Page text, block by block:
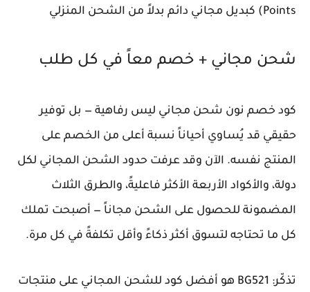
Points) كبديل مجاني دائم بدلاً من الشحن المنزلي
شحن مجاني + خصم معاً في كل طلب
كود خصم نون شحن مجاني ليس رفاهية — بل توفير
حقيقي قد يُساوي أحياناً نسبة أعلى من الخصم على
المنتج نفسه. الآن وقد عرفت حدود الشحن المجاني لكل
دولة، والأكواد الأربعة الأكثر فاعليةً، والطرق الثلاث
المضمونة للحصول على الشحن مجاناً — أصبحت تملك
كل ما تحتاجه لتسوق أكثر ذكاءً وأقل تكلفةً في كل مرة.
تذكّر: BG521 هو أفضل كود للشحن المجاني على منتجات